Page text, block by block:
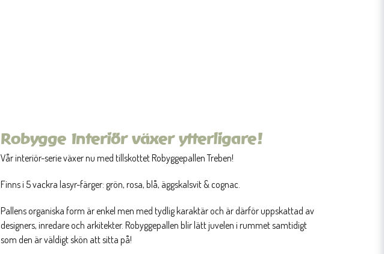
Robygge Interiör växer ytterligare!
Vår interiör-serie växer nu med tillskottet Robyggepallen Treben!
Finns i 5 vackra lasyr-färger: grön, rosa, blå, äggskalsvit & cognac.
Pallens organiska form är enkel men med tydlig karaktär och är därför uppskattad av
designers, inredare och arkitekter. Robyggepallen blir lätt juvelen i rummet samtidigt
som den är väldigt skön att sitta på!